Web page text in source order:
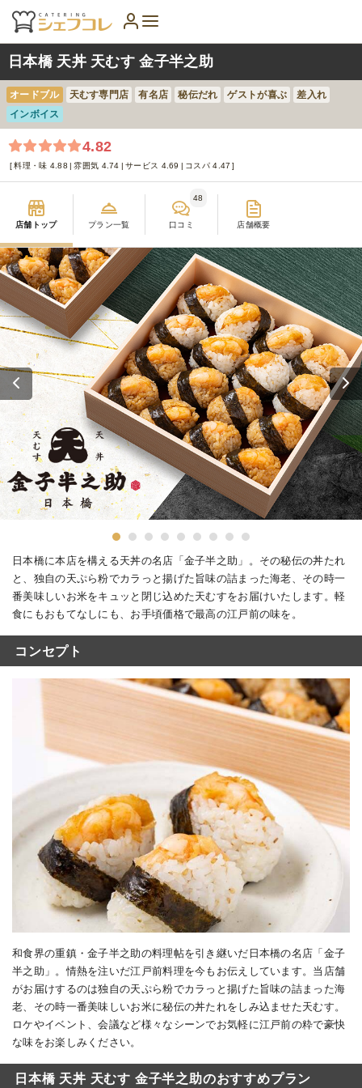
日本橋 天丼 天むす 金子半之助
オードブル 天むす専門店 有名店 秘伝だれ ゲストが喜ぶ
差入れ
インボイス
4.82
料理・味 4.88 雰囲気 4.74 サービス 4.69 コスパ 4.47
店舗トップ プラン一覧 口コミ
48
店舗概要
日本橋に本店を構える天丼の名店「金子半之助」。その秘伝の丼たれ
と、独自の天ぷら粉でカラっと揚げた旨味の詰まった海老、その時一
番美味しいお米をキュッと閉じ込めた天むすをお届けいたします。軽
食にもおもてなしにも、お手頃価格で最高の江戸前の味を。
コンセプト
和食界の重鎮・金子半之助の料理帖を引き継いだ日本橋の名店「金子
半之助」。情熱を注いだ江戸前料理を今もお伝えしています。当店舗
がお届けするのは独自の天ぷら粉でカラっと揚げた旨味の詰まった海
老、その時一番美味しいお米に秘伝の丼たれをしみ込ませた天むす。
ロケやイベント、会議など様々なシーンでお気軽に江戸前の粋で豪快
な味をお楽しみください。
日本橋 天丼 天むす 金子半之助のおすすめプラン